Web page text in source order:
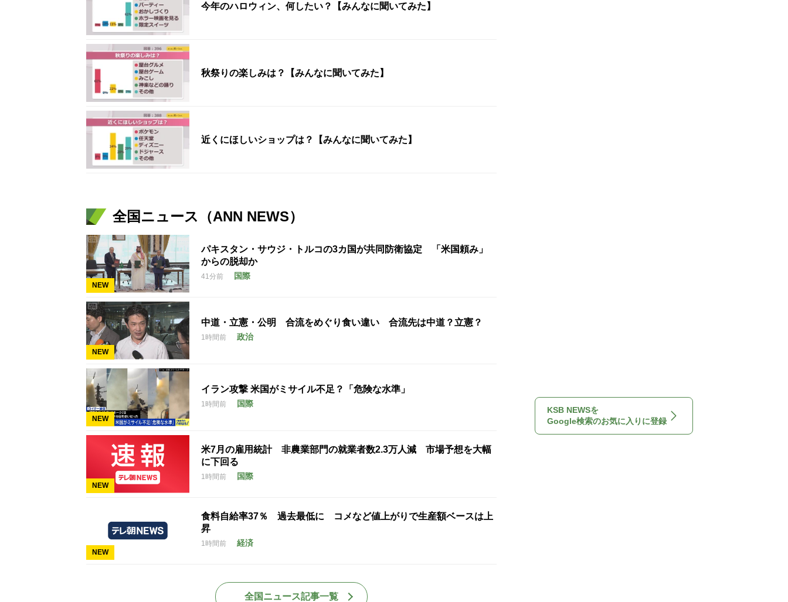
今年のハロウィン、何したい？【みんなに聞いてみた】
秋祭りの楽しみは？【みんなに聞いてみた】
近くにほしいショップは？【みんなに聞いてみた】
全国ニュース（ANN NEWS）
NEW
パキスタン・サウジ・トルコの3カ国が共同防衛協定 「米国頼み」
からの脱却か
41分前 国際
NEW
中道・立憲・公明 合流をめぐり食い違い 合流先は中道？立憲？
1時間前 政治
NEW
イラン攻撃 米国がミサイル不足？「危険な水準」
1時間前 国際
NEW
米7月の雇用統計 非農業部門の就業者数2.3万人減 市場予想を大幅
に下回る
1時間前 国際
NEW
食料自給率37％ 過去最低に コメなど値上がりで生産額ベースは上
昇
1時間前 経済
全国ニュース記事一覧
KSB NEWSを
Google検索のお気に入りに登録